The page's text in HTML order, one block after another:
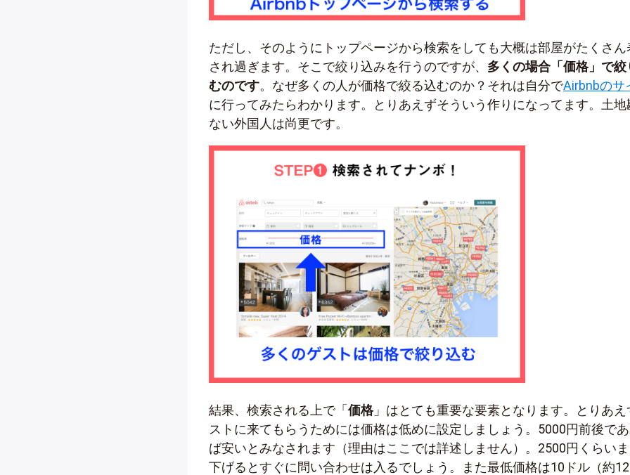
ただし、そのようにトップページから検索をしても大概は部屋がたくさん
され過ぎます。そこで絞り込みを行うのですが、 多くの場合「価格」で絞
むのです。なぜ多くの人が価格で絞る込むのか？それは自分でAirbnbのサ
に行ってみたらわかります。とりあえずそういう作りになってます。土地
ない外国人は尚更です。
結果、検索される上で「価格」はとても重要な要素となります。とりあえ
ストに来てもらうためには価格は低めに設定しましょう。5000円前後で
ば安いとみなされます（理由はここでは詳述しません）。2500円くらい
下げるとすぐに問い合わせは入るでしょう。また最低価格は10ドル（約